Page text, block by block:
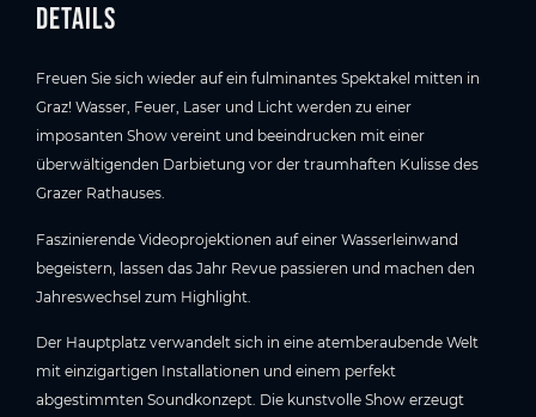
Details
Freuen Sie sich wieder auf ein fulminantes Spektakel mitten in
Graz! Wasser, Feuer, Laser und Licht werden zu einer
imposanten Show vereint und beeindrucken mit einer
überwältigenden Darbietung vor der traumhaften Kulisse des
Grazer Rathauses.
Faszinierende Videoprojektionen auf einer Wasserleinwand
begeistern, lassen das Jahr Revue passieren und machen den
Jahreswechsel zum Highlight.
Der Hauptplatz verwandelt sich in eine atemberaubende Welt
mit einzigartigen Installationen und einem perfekt
abgestimmten Soundkonzept. Die kunstvolle Show erzeugt